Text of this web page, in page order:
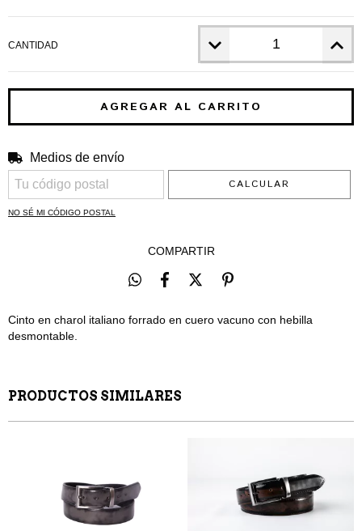
CANTIDAD
Entregas para el CP:
Medios de envío
CALCULAR
NO SÉ MI CÓDIGO POSTAL
COMPARTIR
Cinto en charol italiano forrado en cuero vacuno con hebilla
desmontable.
PRODUCTOS SIMILARES